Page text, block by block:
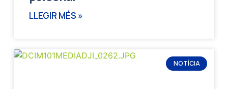
LLEGIR MÉS »
NOTÍCIA